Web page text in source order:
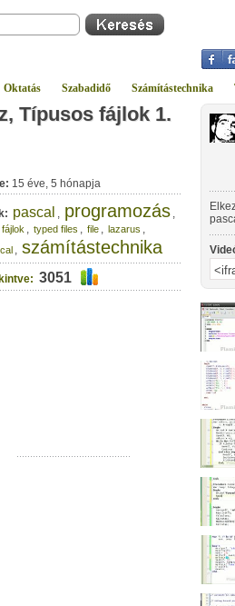
Oktatás Szabadidő Számítástechnika
Típusos fájlok 1.
15 éve, 5 hónapja
pascal , programozás ,
, typed files , file , lazarus ,
, számítástechnika
3051